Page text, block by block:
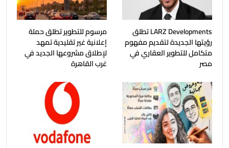
LARZ Developments تطلق
رؤيتها الجديدة لتقديم مفهوم
متكامل للتطوير العقاري في
مصر
مرسوم للتطوير تطلق حملة
إعلانية غير تقليدية تمهد
لإطلاق مشروعها الجديد في
غرب القاهرة